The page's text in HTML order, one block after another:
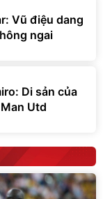
Vũ điệu dang
ngai
Di sản của
Utd